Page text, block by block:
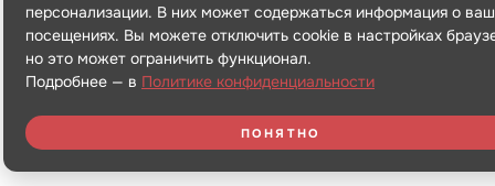
персонализации. В них может содержаться информация о
посещениях. Вы можете отключить cookie в настройках
но это может ограничить функционал.
Подробнее — в Политике конфиденциальности
ПОНЯТНО